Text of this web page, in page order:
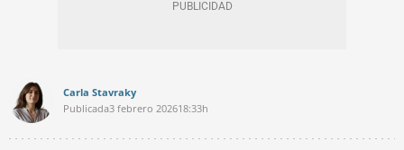
Carla Stavraky
Publicada3 febrero 202618:33h